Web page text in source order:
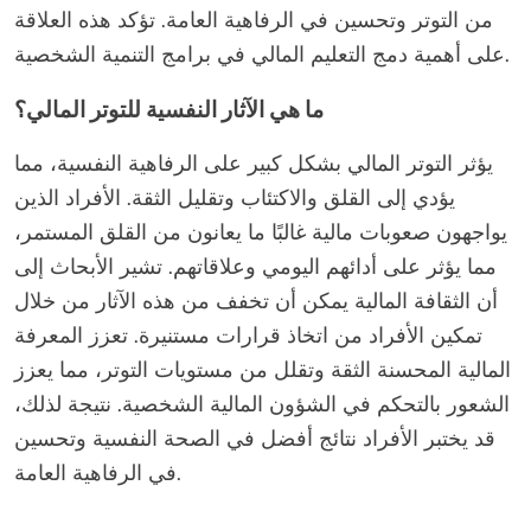
من التوتر وتحسين في الرفاهية العامة. تؤكد هذه العلاقة
على أهمية دمج التعليم المالي في برامج التنمية الشخصية.
ما هي الآثار النفسية للتوتر المالي؟
يؤثر التوتر المالي بشكل كبير على الرفاهية النفسية، مما
يؤدي إلى القلق والاكتئاب وتقليل الثقة. الأفراد الذين
يواجهون صعوبات مالية غالبًا ما يعانون من القلق المستمر،
مما يؤثر على أدائهم اليومي وعلاقاتهم. تشير الأبحاث إلى
أن الثقافة المالية يمكن أن تخفف من هذه الآثار من خلال
تمكين الأفراد من اتخاذ قرارات مستنيرة. تعزز المعرفة
المالية المحسنة الثقة وتقلل من مستويات التوتر، مما يعزز
الشعور بالتحكم في الشؤون المالية الشخصية. نتيجة لذلك،
قد يختبر الأفراد نتائج أفضل في الصحة النفسية وتحسين
في الرفاهية العامة.